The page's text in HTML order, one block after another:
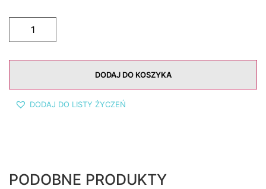
DODAJ DO KOSZYKA
DODAJ DO LISTY ŻYCZEŃ
PODOBNE PRODUKTY